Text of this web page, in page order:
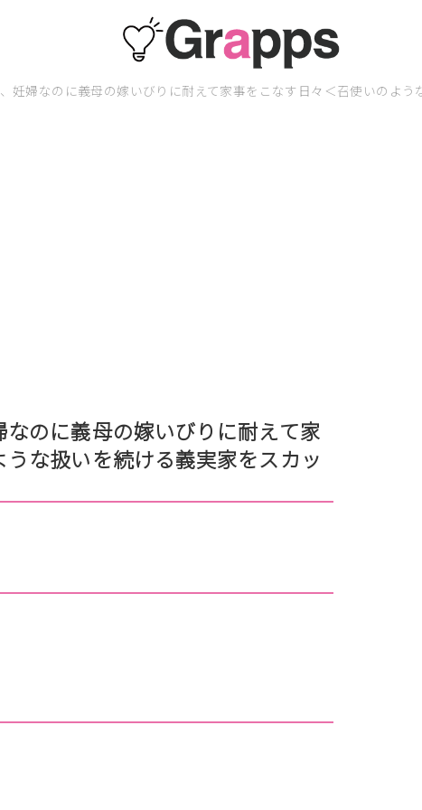
妊婦なのに義母の嫁いびりに耐えて家事をこなす日々＜召使いのよ
のに義母の嫁いびりに耐えて家
な扱いを続ける義実家をスカッ